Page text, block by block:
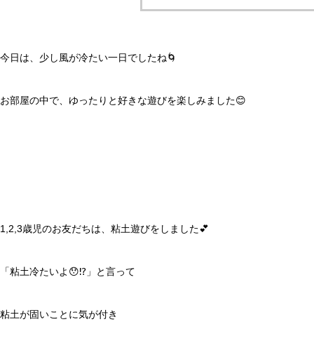
今日は、少し風が冷たい一日でしたね🌀
お部屋の中で、ゆったりと好きな遊びを楽しみました😊
1,2,3歳児のお友だちは、粘土遊びをしました💕
「粘土冷たいよ😯⁉️」と言って
粘土が固いことに気が付き